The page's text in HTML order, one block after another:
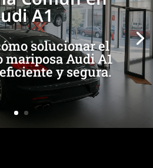
A1
solucionar el
Audi A1
y segura.